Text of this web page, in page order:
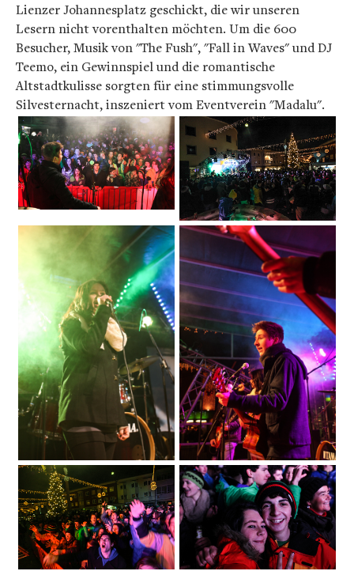
Lienzer Johannesplatz geschickt, die wir unseren
Lesern nicht vorenthalten möchten. Um die 600
Besucher, Musik von "The Fush", "Fall in Waves" und DJ
Teemo, ein Gewinnspiel und die romantische
Altstadtkulisse sorgten für eine stimmungsvolle
Silvesternacht, inszeniert vom Eventverein "Madalu".